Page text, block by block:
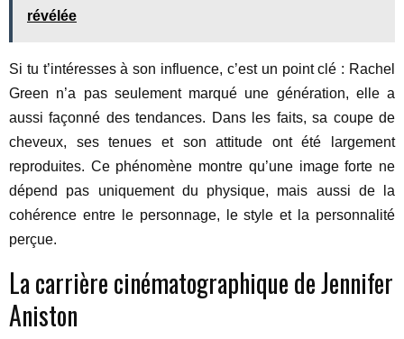
révélée
Si tu t’intéresses à son influence, c’est un point clé : Rachel
Green n’a pas seulement marqué une génération, elle a
aussi façonné des tendances. Dans les faits, sa coupe de
cheveux, ses tenues et son attitude ont été largement
reproduites. Ce phénomène montre qu’une image forte ne
dépend pas uniquement du physique, mais aussi de la
cohérence entre le personnage, le style et la personnalité
perçue.
La carrière cinématographique de Jennifer
Aniston